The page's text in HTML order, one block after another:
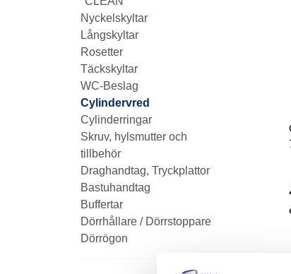
Nyckelskyltar
Långskyltar
Rosetter
Täckskyltar
WC-Beslag
Cylindervred
Cylinderringar
Skruv, hylsmutter och
tillbehör
Draghandtag, Tryckplattor
Bastuhandtag
Buffertar
Dörrhållare / Dörrstoppare
Dörrögon